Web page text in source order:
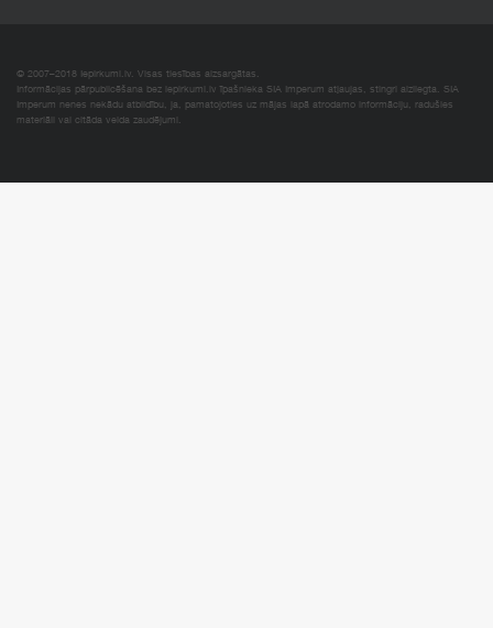
© 2007–2018 Iepirkumi.lv. Visas tiesības aizsargātas.
Informācijas pārpublicēšana bez iepirkumi.lv īpašnieka SIA Imperum atļaujas, stingri aizliegta. SIA
Imperum nenes nekādu atbildību, ja, pamatojoties uz mājas lapā atrodamo informāciju, radušies
materiāli vai citāda veida zaudējumi.